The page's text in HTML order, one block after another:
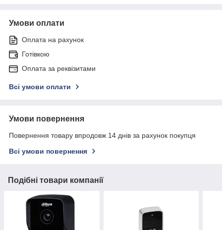
Умови оплати
Оплата на рахунок
Готівкою
Оплата за реквізитами
Всі умови оплати
Умови повернення
Повернення товару впродовж 14 днів за рахунок покупця
Всі умови повернення
Подібні товари компанії